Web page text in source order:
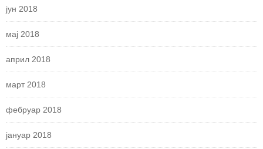
јун 2018
мај 2018
април 2018
март 2018
фебруар 2018
јануар 2018